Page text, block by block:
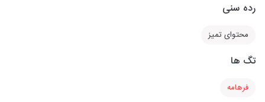
رده سنی
محتوای تمیز
تگ ها
فرهامه